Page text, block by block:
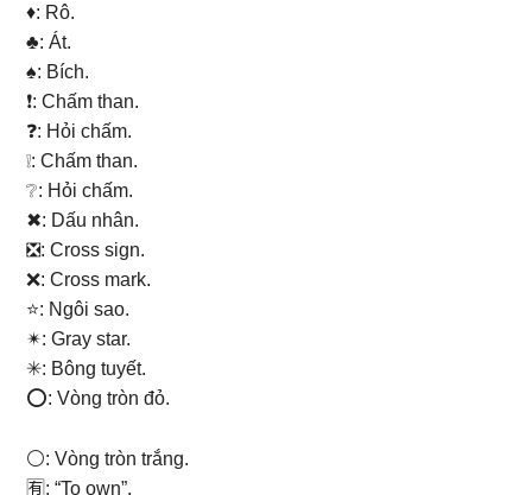
♦: Rô.
♣: Át.
♠: Bích.
❗: Chấm than.
❓: Hỏi chấm.
❕: Chấm than.
❔: Hỏi chấm.
✖: Dấu nhân.
❎: Cross sign.
❌: Cross mark.
⭐: Ngôi sao.
✴: Gray star.
✳: Bông tuyết.
⭕: Vòng tròn đỏ.
⚪: Vòng tròn trắng.
🈶: “To own”.